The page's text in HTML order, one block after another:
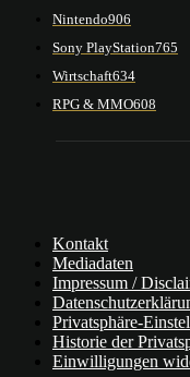
Nintendo906
Sony PlayStation765
Wirtschaft634
RPG & MMO608
Kontakt
Mediadaten
Impressum /
Privatsphäre-
Historie der
Einwilligungen